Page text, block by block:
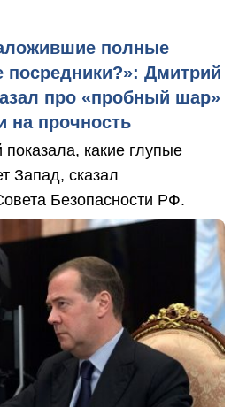
полные
Дмитрий
про «пробный шар»
на прочность
показала, какие глупые
Запад, сказал
Безопасности РФ.